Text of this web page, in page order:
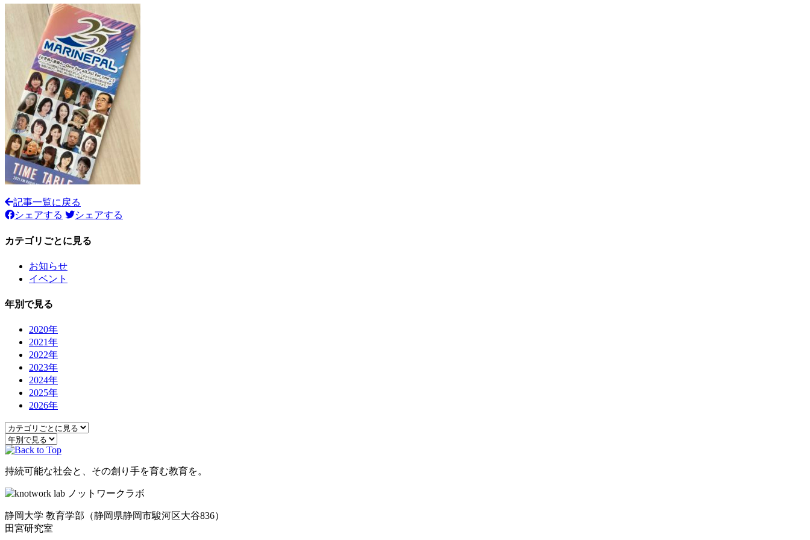
記事一覧に戻る
シェアする
シェアする
カテゴリごとに見る
お知らせ
イベント
年別で見る
2020年
2021年
2022年
2023年
2024年
2025年
2026年
持続可能な社会と、その創り手を育む教育を。
静岡大学 教育学部 （静岡県静岡市駿河区大谷836）
田宮研究室